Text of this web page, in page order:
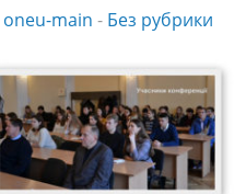
oneu-main - Без рубрики